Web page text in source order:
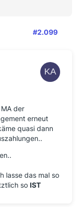
#2.099
der
erneut
quasi dann
lasse das mal so
so IST